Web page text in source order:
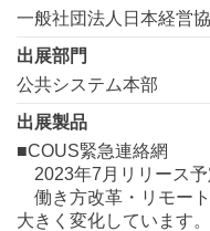
一般社団法人日本経営
出展部門
公共システム本部
出展製品
■COUS緊急連絡網
2023年7月リリース予
働き方改革・リモー
大きく変化しています。